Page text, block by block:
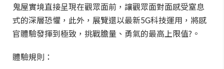
鬼屋實境直接呈現在觀眾面前，讓觀眾面對面感受窒息
式的深層恐懼，此外，展覽還以最新5G科技運用，將感
官體驗發揮到極致，挑戰膽量、勇氣的最高上限值?。
體驗規則：